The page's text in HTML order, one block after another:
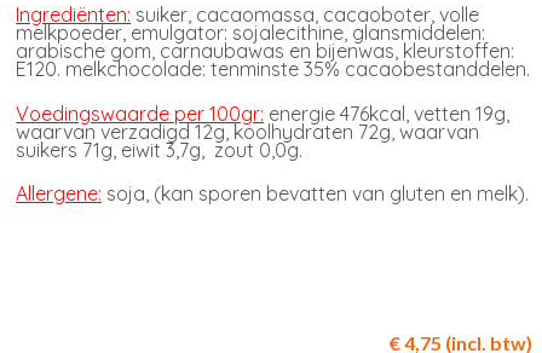
Ingrediënten: suiker, cacaomassa, cacaoboter, volle
melkpoeder, emulgator: sojalecithine, glansmiddelen:
arabische gom, carnaubawas en bijenwas, kleurstoffen:
E120. melkchocolade: tenminste 35% cacaobestanddelen.
Voedingswaarde per 100gr: energie 476kcal, vetten 19g,
waarvan verzadigd 12g, koolhydraten 72g, waarvan
suikers 71g, eiwit 3,7g, zout 0,0g.
Allergene: soja, (kan sporen bevatten van gluten en melk).
€ 4,75 (incl. btw)